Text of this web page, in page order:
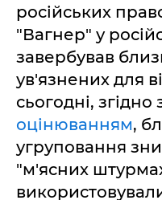
російських
"Вагнер" у
завербував
ув'язнених для
сьогодні,
оцінюванням,
угруповання
"м'ясних